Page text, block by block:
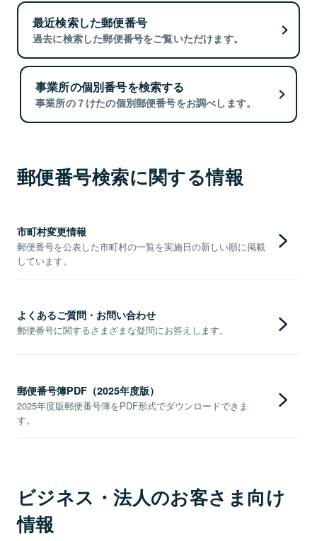
最近検索した郵便番号
過去に検索した郵便番号をご覧いただけます。
事業所の個別番号を検索する
事業所の７けたの個別郵便番号をお調べします。
郵便番号検索に関する情報
市町村変更情報
郵便番号を公表した市町村の一覧を実施日の新しい順に掲載
しています。
よくあるご質問・お問い合わせ
郵便番号に関するさまざまな疑問にお答えします。
郵便番号簿PDF（2025年度版）
2025年度版郵便番号簿をPDF形式でダウンロードできま
す。
ビジネス・法人のお客さま向け
情報